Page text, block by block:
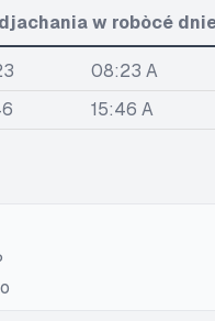
w robòcé
08:23 A
15:46 A